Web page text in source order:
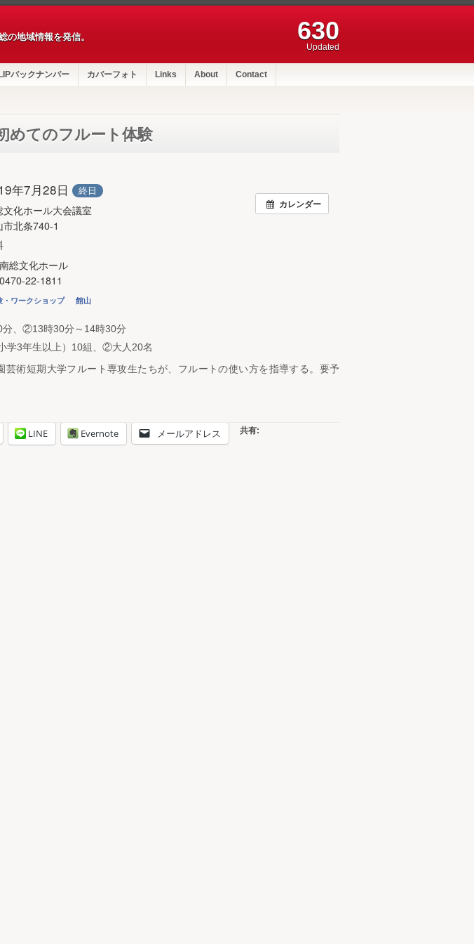
の地域情報を発信。 630
Updated
バックナンバー カバーフォト Links About Contact
めてのフルート体験
カレンダー
年7月28日 終日
文化ホール大会議室
市北条740-1
南総文化ホール
0470-22-1811
・ワークショップ 館山
、②13時30分～14時30分
学3年生以上）10組、②大人20名
芸術短期大学フルート専攻生たちが、フルートの使い方を指導する。要予
共有:
LINE Evernote メールアドレス